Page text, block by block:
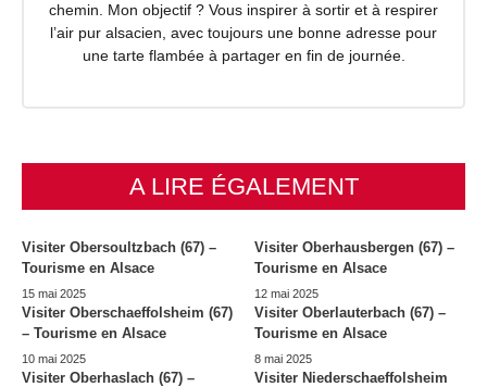
chemin. Mon objectif ? Vous inspirer à sortir et à respirer
l’air pur alsacien, avec toujours une bonne adresse pour
une tarte flambée à partager en fin de journée.
A LIRE ÉGALEMENT
Visiter Obersoultzbach (67) –
Tourisme en Alsace
15 mai 2025
Visiter Oberhausbergen (67) –
Tourisme en Alsace
12 mai 2025
Visiter Oberschaeffolsheim (67)
– Tourisme en Alsace
10 mai 2025
Visiter Oberlauterbach (67) –
Tourisme en Alsace
8 mai 2025
Visiter Oberhaslach (67) –
Visiter Niederschaeffolsheim